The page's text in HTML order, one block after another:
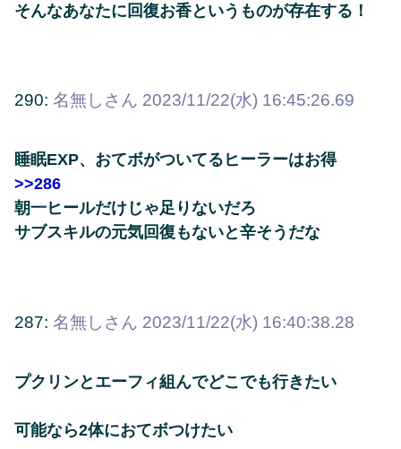
そんなあなたに回復お香というものが存在する！
290: 名無しさん 2023/11/22(水) 16:45:26.69
睡眠EXP、おてボがついてるヒーラーはお得
>>286
朝一ヒールだけじゃ足りないだろ
サブスキルの元気回復もないと辛そうだな
287: 名無しさん 2023/11/22(水) 16:40:38.28
プクリンとエーフィ組んでどこでも行きたい
可能なら2体におてボつけたい